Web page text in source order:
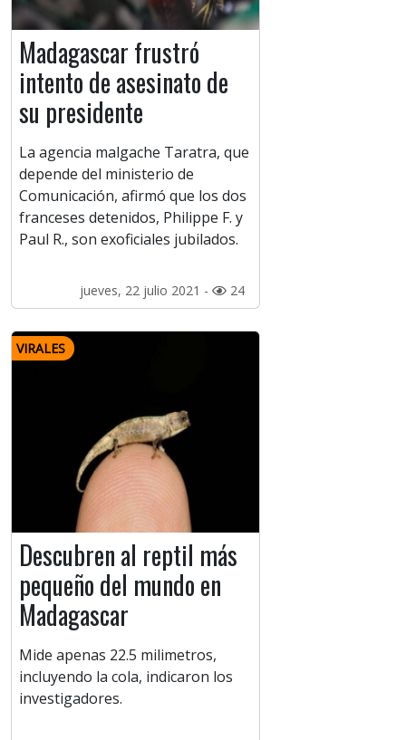
Madagascar frustró
intento de asesinato de
su presidente
La agencia malgache Taratra, que
depende del ministerio de
Comunicación, afirmó que los dos
franceses detenidos, Philippe F. y
Paul R., son exoficiales jubilados.
jueves, 22 julio 2021 - 24
VIRALES
Descubren al reptil más
pequeño del mundo en
Madagascar
Mide apenas 22.5 milimetros,
incluyendo la cola, indicaron los
investigadores.